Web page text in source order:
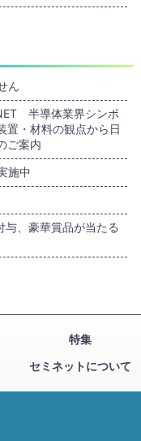
ん
半導体業界シンポ
置・材料の観点から日
ご案内
施中
与、豪華賞品が当たる
特集
セミネットについて